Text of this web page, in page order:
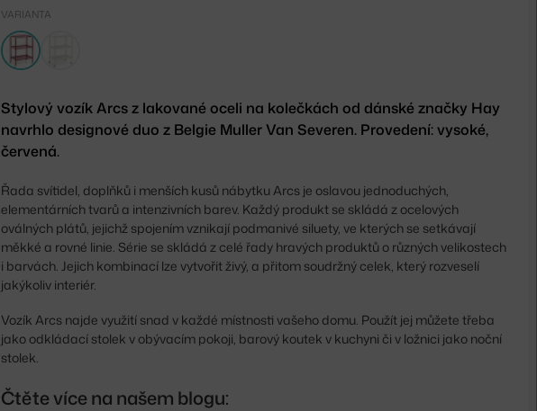
VARIANTA
Stylový vozík Arcs z lakované oceli na kolečkách od dánské značky Hay
navrhlo designové duo z Belgie Muller Van Severen. Provedení: vysoké,
červená.
Řada svítidel, doplňků i menších kusů nábytku Arcs je oslavou jednoduchých,
elementárních tvarů a intenzivních barev. Každý produkt se skládá z ocelových
oválných plátů, jejichž spojením vznikají podmanivé siluety, ve kterých se setkávají
měkké a rovné linie. Série se skládá z celé řady hravých produktů o různých velikostech
i barvách. Jejich kombinací lze vytvořit živý, a přitom soudržný celek, který rozveselí
jakýkoliv interiér.
Vozík Arcs najde využití snad v každé místnosti vašeho domu. Použít jej můžete třeba
jako odkládací stolek v obývacím pokoji, barový koutek v kuchyni či v ložnici jako noční
stolek.
Čtěte více na našem blogu: